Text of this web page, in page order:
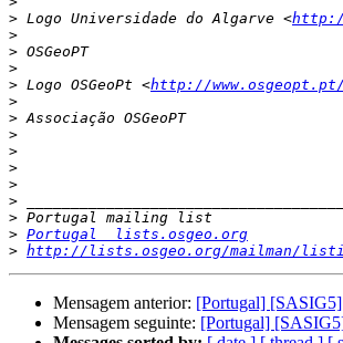
> Logo Universidade do Algarve <
>
>
>
> Logo OSGeoPt <http://www.osgeopt.pt/
>
>
>
>
>
>
>
>
> Portugal  lists.osgeo.org
> http://lists.osgeo.org/mailman/
Mensagem anterior: [Portugal] [SASIG5]
Mensagem seguinte: [Portugal]